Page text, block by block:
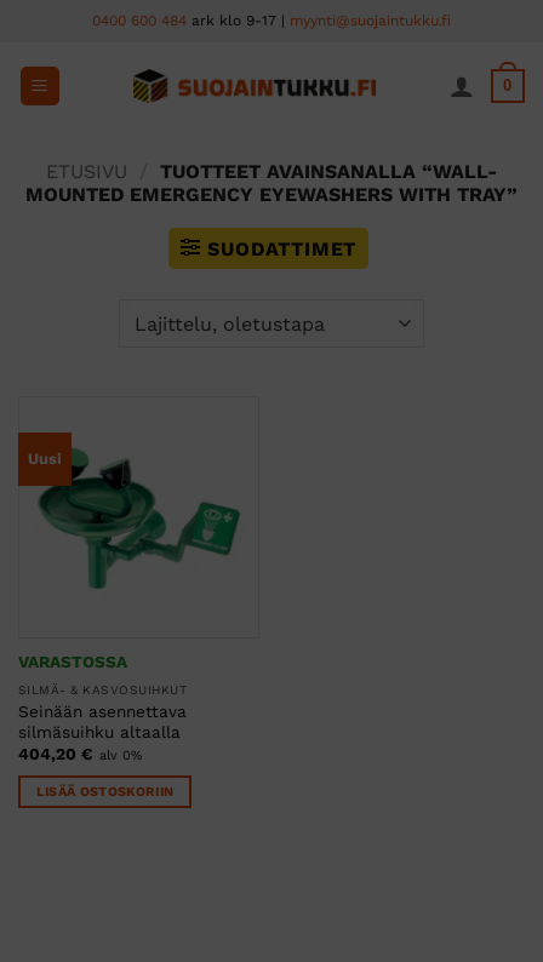
content
0400 600 484 ark klo 9-17 | myynti@suojaintukku.fi
0
ETUSIVU
TUOTTEET AVAINSANALLA “WALL-
MOUNTED EMERGENCY EYEWASHERS WITH TRAY”
SUODATTIMET
Uusi
VARASTOSSA
SILMÄ- & KASVOSUIHKUT
Seinään asennettava
silmäsuihku altaalla
404,20 € alv 0%
LISÄÄ OSTOSKORIIN